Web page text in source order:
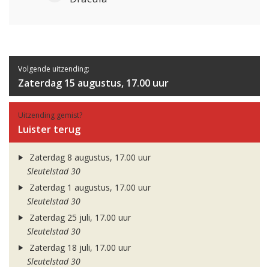
Volgende uitzending:
Zaterdag 15 augustus, 17.00 uur
Uitzending gemist?
Luister terug
Zaterdag 8 augustus, 17.00 uur
Sleutelstad 30
Zaterdag 1 augustus, 17.00 uur
Sleutelstad 30
Zaterdag 25 juli, 17.00 uur
Sleutelstad 30
Zaterdag 18 juli, 17.00 uur
Sleutelstad 30